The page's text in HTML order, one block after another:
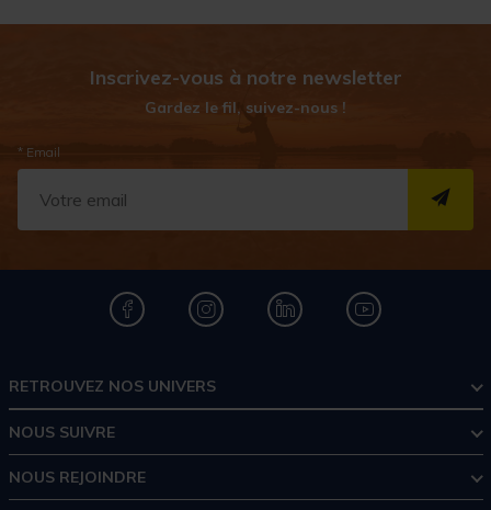
Inscrivez-vous à notre newsletter
Gardez le fil, suivez-nous !
* Email
RETROUVEZ NOS UNIVERS
NOUS SUIVRE
NOUS REJOINDRE